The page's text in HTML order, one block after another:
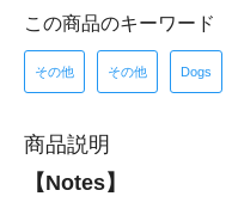
この商品のキーワード
その他 その他 Dogs
商品説明
【Notes】